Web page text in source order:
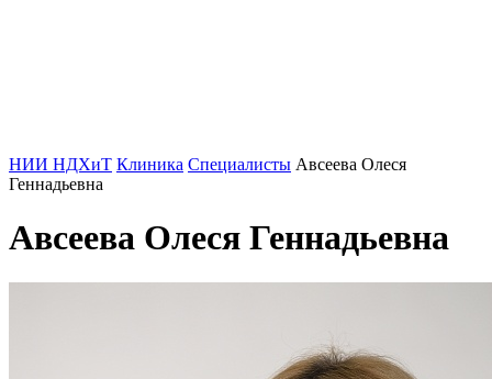
НИИ НДХиТ Клиника Специалисты Авсеева Олеся
Геннадьевна
Авсеева Олеся Геннадьевна